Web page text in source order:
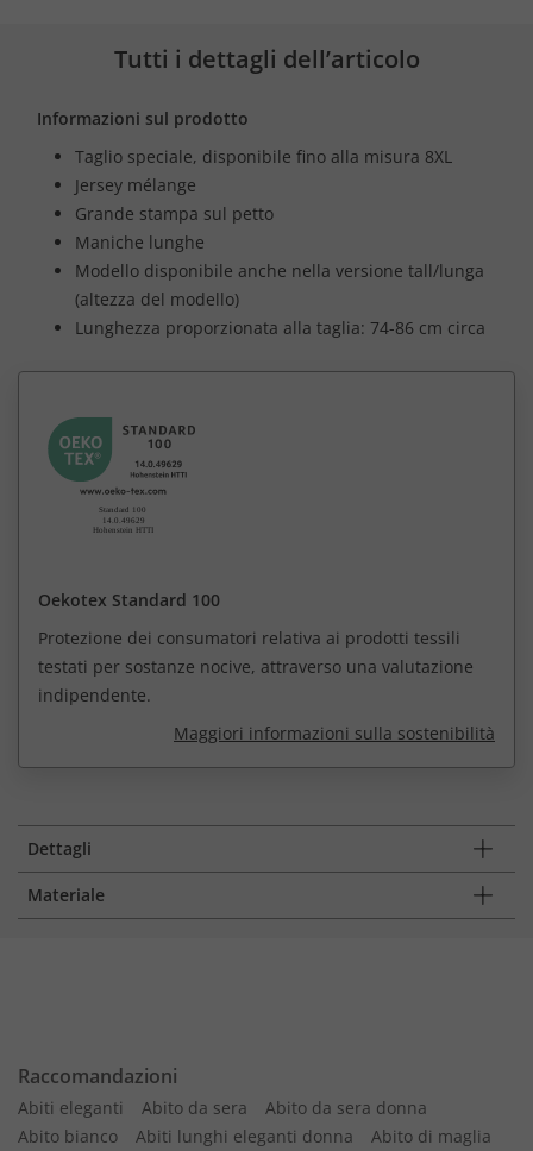
Tutti i dettagli dell’articolo
Informazioni sul prodotto
Taglio speciale, disponibile fino alla misura 8XL
Jersey mélange
Grande stampa sul petto
Maniche lunghe
Modello disponibile anche nella versione tall/lunga
(altezza del modello)
Lunghezza proporzionata alla taglia: 74-86 cm circa
Oekotex Standard 100
Protezione dei consumatori relativa ai prodotti tessili
testati per sostanze nocive, attraverso una valutazione
indipendente.
Maggiori informazioni sulla sostenibilità
Dettagli
Materiale
Raccomandazioni
Abiti eleganti Abito da sera
Abito da sera donna
Abito bianco
Abiti lunghi eleganti donna
Abito di maglia